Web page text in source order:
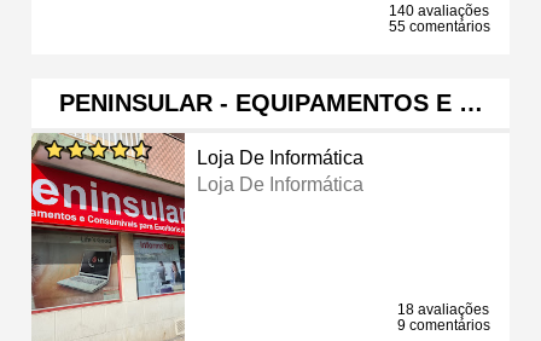
140 avaliações
55 comentários
PENINSULAR - EQUIPAMENTOS E …
Loja De Informática
Loja De Informática
18 avaliações
9 comentários